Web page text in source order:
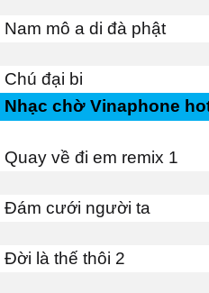
Nam mô a di đà phật
Chú đại bi
Nhạc chờ Vinaphone
Quay về đi em remix 1
Đám cưới người ta
Đời là thế thôi 2